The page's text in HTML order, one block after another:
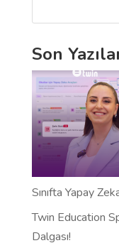
Son
Sınıfta Yapay
Twin Education
Dalgası!